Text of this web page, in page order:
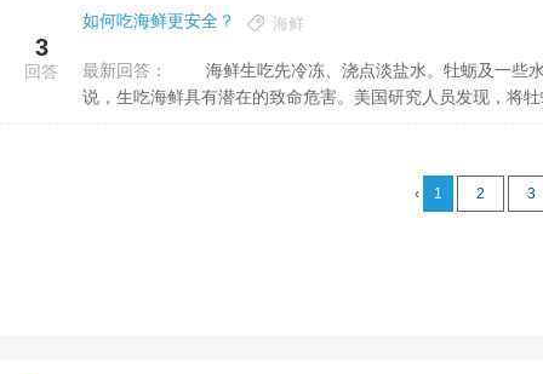
3
回答
如何吃海鲜更安全？ 海鲜
最新回答：
说，生吃海鲜具有潜在的致命危害。美国研究人员发现，将
‹ 1 2 3